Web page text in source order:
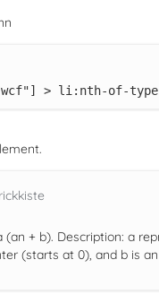
> li:nth-of-
(an + b). Description: a
(starts at 0), and b is